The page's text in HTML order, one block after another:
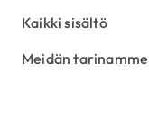
Kaikki sisältö
Meidän tarinamme